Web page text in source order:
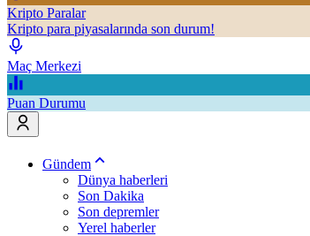
Kripto Paralar
Kripto para piyasalarında son durum!
Maç Merkezi
Puan Durumu
Gündem
Dünya haberleri
Son Dakika
Son depremler
Yerel haberler